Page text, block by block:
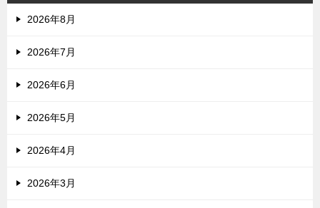
2026年8月
2026年7月
2026年6月
2026年5月
2026年4月
2026年3月